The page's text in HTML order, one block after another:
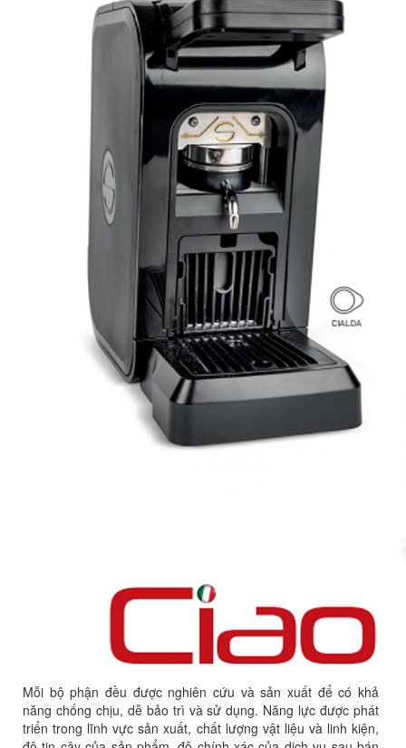
Mỗi bộ phận đều được nghiên cứu và sản xuất để có khả
năng chống chịu, dễ bảo trì và sử dụng. Năng lực được phát
triển trong lĩnh vực sản xuất, chất lượng vật liệu và linh kiện,